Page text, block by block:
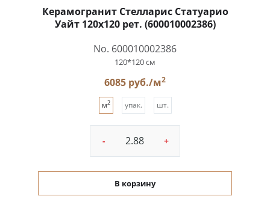
Керамогранит Стелларис Статуарио
Уайт 120x120 рет. (600010002386)
No. 600010002386
120*120 см
6085 руб./м2
м2 упак. шт.
- +
В корзину